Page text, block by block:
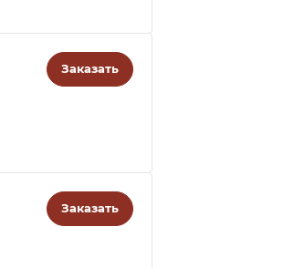
Заказать
Заказать